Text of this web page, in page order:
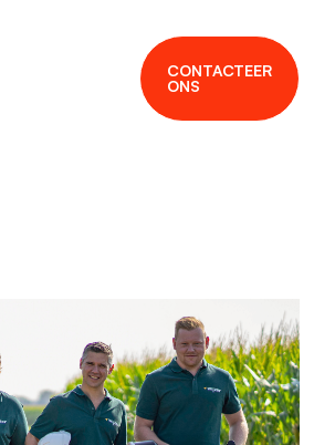
CONTACTEER
ONS